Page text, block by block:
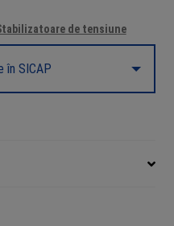
de tensiune
în SICAP